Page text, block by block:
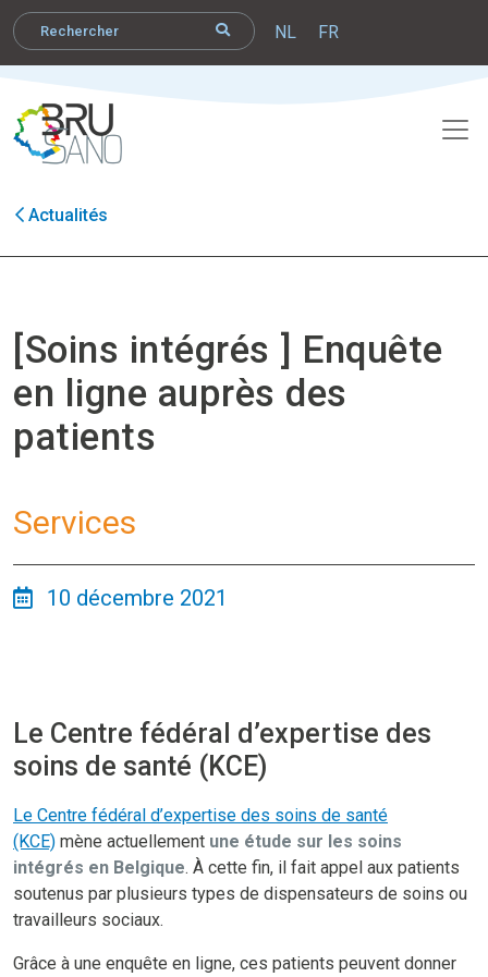
NL FR
Actualités
[Soins intégrés ] Enquête
en ligne auprès des
patients
Services
10 décembre 2021
Le Centre fédéral d’expertise des
soins de santé (KCE)
Le Centre fédéral d’expertise des soins de santé
(KCE) mène actuellement une étude sur les soins
intégrés en Belgique. À cette fin, il fait appel aux patients
soutenus par plusieurs types de dispensateurs de soins ou
travailleurs sociaux.
Grâce à une enquête en ligne, ces patients peuvent donner